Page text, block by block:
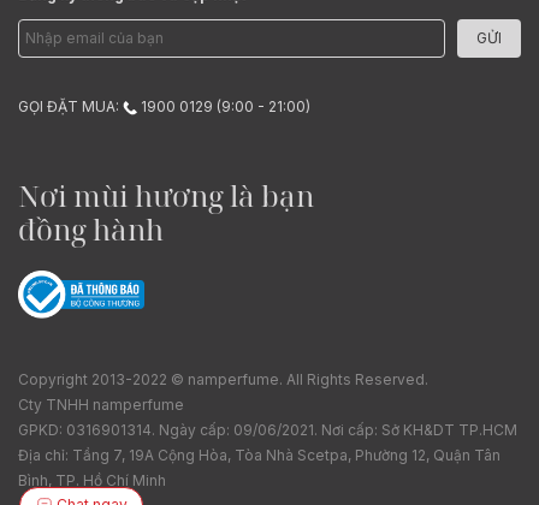
GỬI
GỌI ĐẶT MUA: 1900 0129 (9:00 - 21:00)
Nơi mùi hương là bạn
đồng hành
Copyright 2013-2022 © namperfume. All Rights Reserved.
Cty TNHH namperfume
GPKD: 0316901314. Ngày cấp: 09/06/2021. Nơi cấp: Sở KH&DT TP.HCM
Địa chỉ: Tầng 7, 19A Cộng Hòa, Tòa Nhà Scetpa, Phường 12, Quận Tân
Bình, TP. Hồ Chí Minh